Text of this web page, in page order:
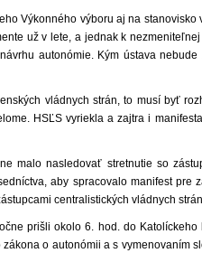
Výkonného výboru aj na
už v lete, a jednak k
autonómie. Kým ústava
vládnych strán, to musí byť
HSĽS vyriekla a zajtra i
malo nasledovať stretnu­tie so
aby spracova­lo manifest pre
centra­listických vládnych
prišli okolo 6. hod. do
o autonó­mii a s vymenovaním